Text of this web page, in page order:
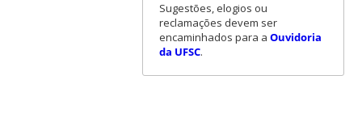
Sugestões, elogios ou
reclamações devem ser
encaminhados para a Ouvidoria
da UFSC.